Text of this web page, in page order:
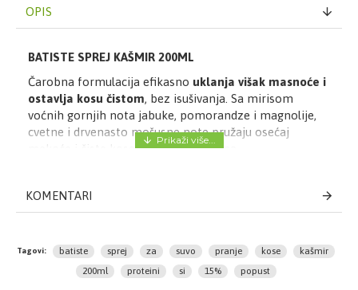
OPIS
BATISTE SPREJ KAŠMIR 200ML
Čarobna formulacija efikasno uklanja višak masnoće i
ostavlja kosu čistom, bez isušivanja. Sa mirisom
voćnih gornjih nota jabuke, pomorandze i magnolije,
cvetne i drvenasto mošusne note pružaju osećaj
mekoće i čiste kose tokom celog dana.
Način upotrebe:
rasporedio 4. Nežno očešljaj kosu da bi uklonila višak
proizvoda. Spremna si za nove izazove!
KOMENTARI
Tagovi: batiste sprej za suvo pranje kose
kašmir
200ml
proteini si 15% popust